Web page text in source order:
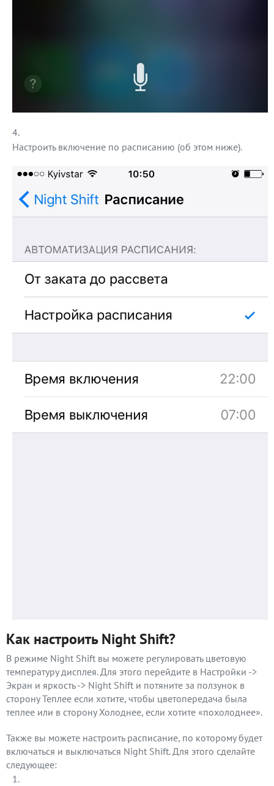
Настроить включение по расписанию (об этом ниже).
Как настроить Night Shift?
В режиме Night Shift вы можете регулировать цветовую
температуру дисплея. Для этого перейдите в Настройки ->
Экран и яркость -> Night Shift и потяните за ползунок в
сторону Теплее если хотите, чтобы цветопередача была
теплее или в сторону Холоднее, если хотите «похолоднее».
Также вы можете настроить расписание, по которому будет
включаться и выключаться Night Shift. Для этого сделайте
следующее: